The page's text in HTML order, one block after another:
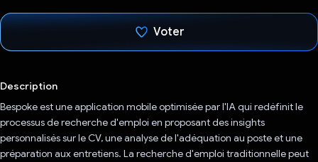
Voter
Description
Bespoke est une application mobile optimisée par l'IA qui redéfinit le
processus de recherche d'emploi en proposant des insights
personnalisés sur le CV, une analyse de l'adéquation au poste et une
préparation aux entretiens. La recherche d'emploi traditionnelle peut